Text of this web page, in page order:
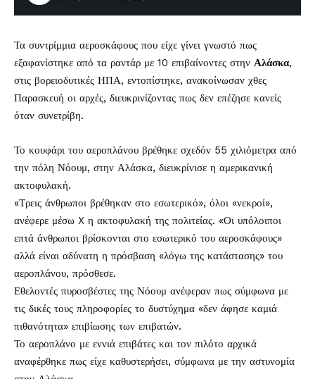
Τα συντρίμμια αεροσκάφους που είχε γίνει γνωστό πως
εξαφανίστηκε από τα ραντάρ με 10 επιβαίνοντες στην Αλάσκα,
στις βορειοδυτικές ΗΠΑ, εντοπίστηκε, ανακοίνωσαν χθες
Παρασκευή οι αρχές, διευκρινίζοντας πως δεν επέζησε κανείς
όταν συνετρίβη.
Το κουφάρι του αεροπλάνου βρέθηκε σχεδόν 55 χιλιόμετρα από
την πόλη Νόουμ, στην Αλάσκα, διευκρίνισε η αμερικανική
ακτοφυλακή.
«Τρεις άνθρωποι βρέθηκαν στο εσωτερικό», όλοι «νεκροί»,
ανέφερε μέσω X η ακτοφυλακή της πολιτείας. «Οι υπόλοιποι
επτά άνθρωποι βρίσκονται στο εσωτερικό του αεροσκάφους»
αλλά είναι αδύνατη η πρόσβαση «λόγω της κατάστασης» του
αεροπλάνου, πρόσθεσε.
Εθελοντές πυροσβέστες της Νόουμ ανέφεραν πως σύμφωνα με
τις δικές τους πληροφορίες το δυστύχημα «δεν άφησε καμιά
πιθανότητα» επιβίωσης των επιβατών.
Το αεροπλάνο με εννιά επιβάτες και τον πιλότο αρχικά
αναφέρθηκε πως είχε καθυστερήσει, σύμφωνα με την αστυνομία